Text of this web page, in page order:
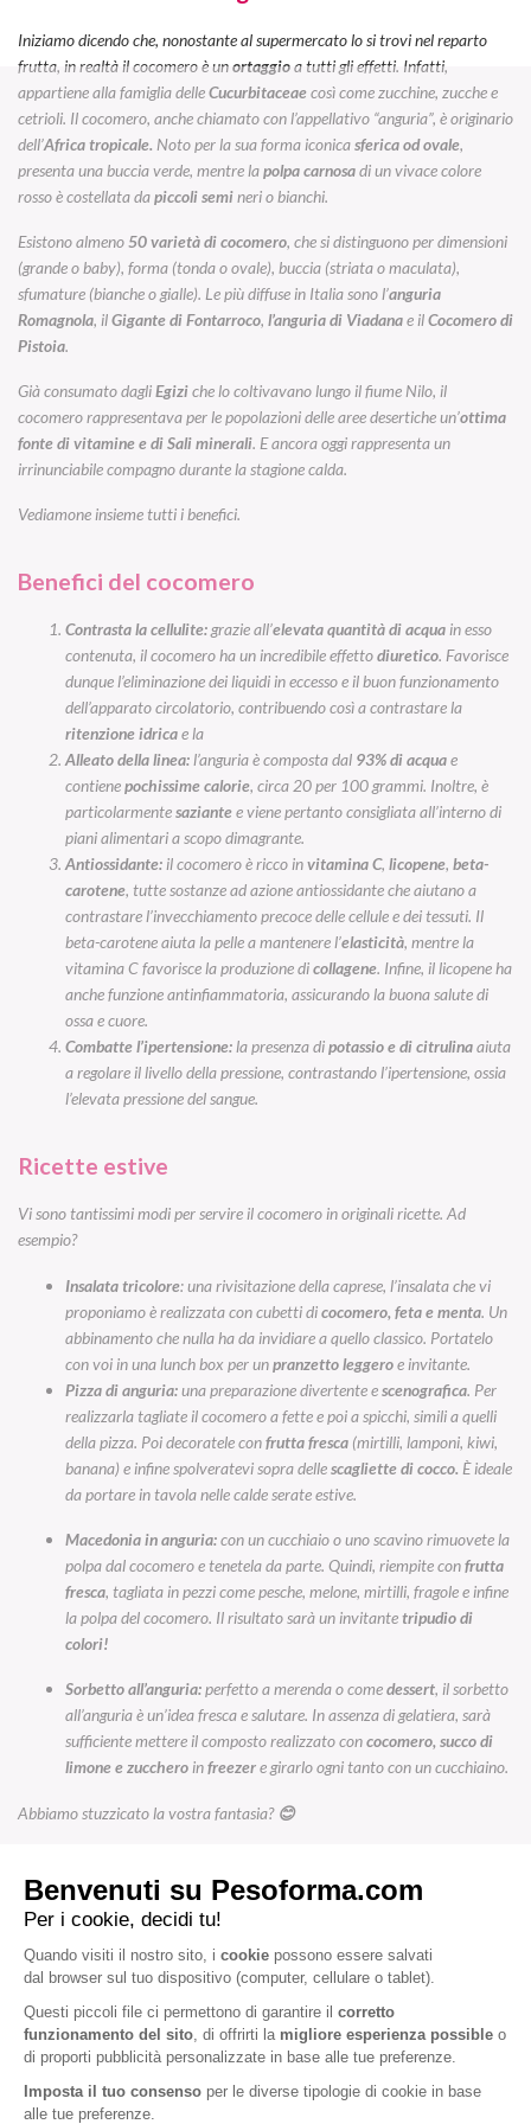
Iniziamo dicendo che, nonostante al supermercato lo si trovi nel reparto
frutta, in realtà il cocomero è unortaggioa tutti gli effetti. Infatti,
appartiene alla famiglia delleCucurbitaceaecosì come zucchine, zucche e
cetrioli. Il cocomero, anche chiamato con l’appellativo “anguria”, è originario
dell’Africa tropicale. Noto per la sua forma iconicasferica od ovale,
presenta una buccia verde, mentre lapolpa carnosadi un vivace colore
rosso è costellata dapiccoli semineri o bianchi.
Esistono almeno50 varietà di cocomero, che si distinguono per dimensioni
(grande o baby), forma (tonda o ovale), buccia (striata o maculata),
sfumature (bianche o gialle). Le più diffuse in Italia sono l’anguria
Romagnola, ilGigante di Fontarroco, l’anguria di Viadanae ilCocomero di
Pistoia.
Già consumato dagliEgiziche lo coltivavano lungo il fiume Nilo, il
cocomero rappresentava per le popolazioni delle aree desertiche un’ottima
fonte di vitamine e di Sali minerali. E ancora oggi rappresenta un
irrinunciabile compagno durante la stagione calda.
Vediamone insieme tutti i benefici.
Benefici del cocomero
Contrasta la cellulite:grazie all’elevata quantità di acquain esso
contenuta, il cocomero ha un incredibile effettodiuretico. Favorisce
dunque l’eliminazione dei liquidi in eccesso e il buon funzionamento
dell’apparato circolatorio, contribuendo così a contrastare la
ritenzione idricae la
Alleato della linea:l’anguria è composta dal 93% di acquae
contienepochissime calorie, circa 20 per 100 grammi. Inoltre, è
particolarmentesaziantee viene pertanto consigliata all’interno di
piani alimentari a scopo dimagrante.
Antiossidante:il cocomero è ricco invitamina C, licopene, beta-
carotene, tutte sostanze ad azione antiossidante che aiutano a
contrastare l’invecchiamento precoce delle cellule e dei tessuti. Il
beta-carotene aiuta la pelle a mantenere l’elasticità, mentre la
vitamina C favorisce la produzione dicollagene. Infine, il licopene ha
anche funzione antinfiammatoria, assicurando la buona salute di
ossa e cuore.
Combatte l’ipertensione:la presenza dipotassio e di citrulinaaiuta
a regolare il livello della pressione, contrastando l’ipertensione, ossia
l’elevata pressione del sangue.
Ricette estive
Vi sono tantissimi modi per servire il cocomero in originali ricette. Ad
esempio?
Insalata tricolore: una rivisitazione della caprese, l’insalata che vi
proponiamo è realizzata con cubetti dicocomero, feta e menta. Un
abbinamento che nulla ha da invidiare a quello classico. Portatelo
con voi in una lunch box per unpranzetto leggeroe invitante.
Pizza di anguria:una preparazione divertente escenografica. Per
realizzarla tagliate il cocomero a fette e poi a spicchi, simili a quelli
della pizza. Poi decoratele confrutta fresca (mirtilli, lamponi, kiwi,
banana) e infine spolveratevi sopra dellescagliette di cocco. È ideale
da portare in tavola nelle calde serate estive.
Macedonia in anguria:con un cucchiaio o uno scavino rimuovete la
polpa dal cocomero e tenetela da parte. Quindi, riempite confrutta
fresca, tagliata in pezzi come pesche, melone, mirtilli, fragole e infine
la polpa del cocomero. Il risultato sarà un invitantetripudio di
colori!
Sorbetto all’anguria:perfetto a merenda o comedessert, il sorbetto
all’anguria è un’idea fresca e salutare. In assenza di gelatiera, sarà
sufficiente mettere il composto realizzato concocomero, succo di
limone e zucchero infreezere girarlo ogni tanto con un cucchiaino.
Abbiamo stuzzicato la vostra fantasia? 😊